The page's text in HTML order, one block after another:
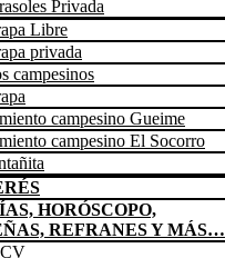
Privada
Libre
privada
campesinos
campesino Gueime
campesino El Socorro
HORÓSCOPO,
REFRANES Y MÁS…